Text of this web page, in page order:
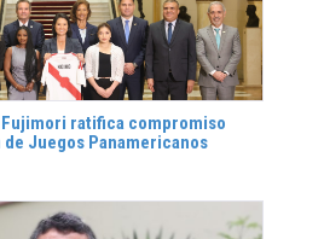
Fujimori ratifica compromiso
Juegos Panamericanos